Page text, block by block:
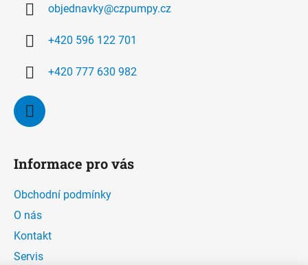
objednavky@czpumpy.cz
+420 596 122 701
+420 777 630 982
Informace pro vás
Obchodní podmínky
O nás
Kontakt
Servis